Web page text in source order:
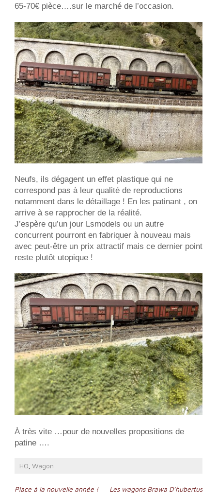
65-70€ pièce….sur le marché de l’occasion.
Neufs, ils dégagent un effet plastique qui ne
correspond pas à leur qualité de reproductions
notamment dans le détaillage ! En les patinant , on
arrive à se rapprocher de la réalité.
J’espère qu’un jour Lsmodels ou un autre
concurrent pourront en fabriquer à nouveau mais
avec peut-être un prix attractif mais ce dernier point
reste plutôt utopique !
À très vite …pour de nouvelles propositions de
patine ….
HO Wagon
Navigation
Place à la nouvelle année ! Les wagons Brawa D’hubertus